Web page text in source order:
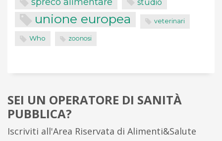
studio
unione europea veterinari
Who zoonosi
SEI UN OPERATORE DI SANITÀ
PUBBLICA?
Iscriviti all'Area Riservata di Alimenti&Salute